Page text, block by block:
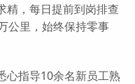
精，每日提前到岗排查
公里，始终保持零事
指导10余名新员工熟